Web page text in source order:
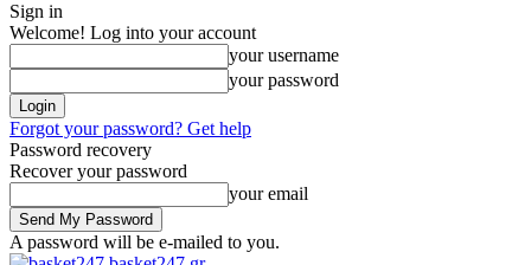
Sign in
Welcome! Log into your account
your username
your password
Forgot your password? Get help
Password recovery
Recover your password
your email
A password will be e-mailed to you.